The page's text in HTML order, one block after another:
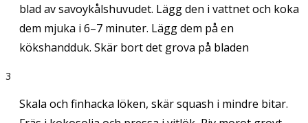
blad av savoykålshuvudet. Lägg den i vattnet och koka
dem mjuka i 6–7 minuter. Lägg dem på en
kökshandduk. Skär bort det grova på bladen
3
Skala och finhacka löken, skär squash i mindre bitar.